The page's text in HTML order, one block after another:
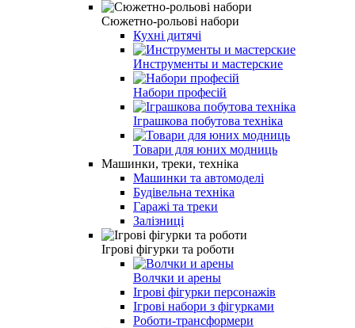
Сюжетно-рольові набори
Кухні дитячі
Инструменты и мастерские
Набори професій
Іграшкова побутова техніка
Товари для юних модниць
Машинки, треки, техніка
Машинки та автомоделі
Будівельна техніка
Гаражі та треки
Залізниці
Ігрові фігурки та роботи
Волчки и арены
Ігрові фігурки персонажів
Ігрові набори з фігурками
Роботи-трансформери